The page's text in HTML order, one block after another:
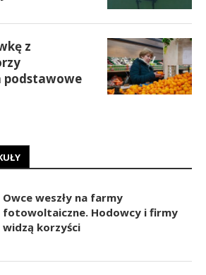
z
podstawowe
Owce weszły na farmy
fotowoltaiczne. Hodowcy i firmy
widzą korzyści